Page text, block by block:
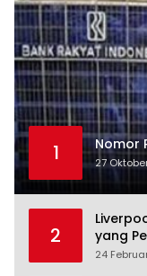
1 Nomor
27
2
yang
24